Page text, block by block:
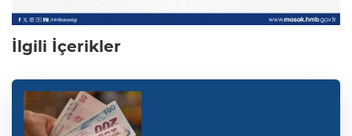
İlgili İçerikler